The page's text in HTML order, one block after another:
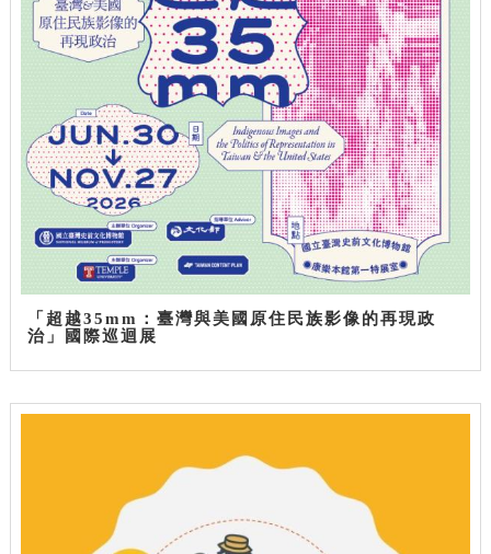
「超越35mm：臺灣與美國原住民族影像的再現政
治」國際巡迴展